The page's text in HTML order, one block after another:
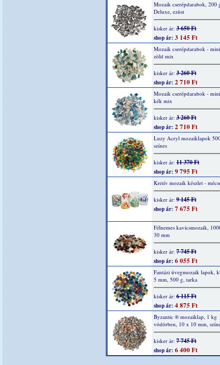
Mozaik cserépdarabok, 200
Deluxe, ezüst
kisker ár: 3 650 Ft
shop ár: 3 145 Ft
Mozaik cserépdarabok -
zöld mix
kisker ár: 3 260 Ft
shop ár: 2 710 Ft
Mozaik cserépdarabok -
kék mix
kisker ár: 3 260 Ft
shop ár: 2 710 Ft
Luzy Acryl mozaiklapok
színes
kisker ár: 11 370 Ft
shop ár: 9 795 Ft
Kretív mozaik készlet -
kisker ár: 9 145 Ft
shop ár: 7 675 Ft
Félnemes kavicsmozaik,
30 mm
kisker ár: 7 745 Ft
shop ár: 6 055 Ft
Fantázi üvegmozaik lapok,
5 mm, 500 g, tarka
kisker ár: 6 115 Ft
shop ár: 4 875 Ft
Byzantic ® mozaiklap, 1 kg
vödörben, 10 x 10 mm,
kisker ár: 7 745 Ft
shop ár: 6 400 Ft